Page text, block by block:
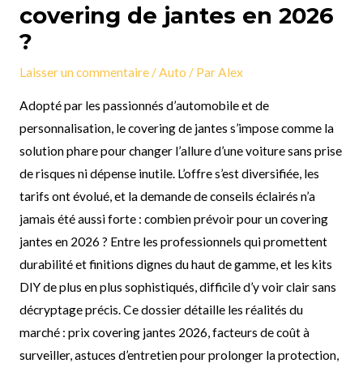
covering de jantes en 2026
?
Laisser un commentaire /Auto / ParAlex
Adopté par les passionnés d’automobile et de
personnalisation, le covering de jantes s’impose comme la
solution phare pour changer l’allure d’une voiture sans prise
de risques ni dépense inutile. L’offre s’est diversifiée, les
tarifs ont évolué, et la demande de conseils éclairés n’a
jamais été aussi forte : combien prévoir pour un covering
jantes en 2026 ? Entre les professionnels qui promettent
durabilité et finitions dignes du haut de gamme, et les kits
DIY de plus en plus sophistiqués, difficile d’y voir clair sans
décryptage précis. Ce dossier détaille les réalités du
marché : prix covering jantes 2026, facteurs de coût à
surveiller, astuces d’entretien pour prolonger la protection,